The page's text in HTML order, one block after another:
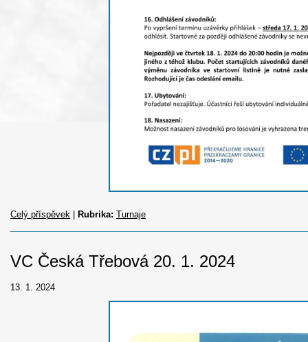
Celý příspěvek Rubrika: Turnaje
VC Česká Třebová 20. 1. 2024
13. 1. 2024